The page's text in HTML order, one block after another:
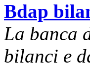
Bdap
La banca
bilanci e